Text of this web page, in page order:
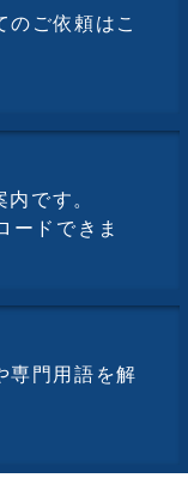
のご依頼はこ
です。
ードできま
専門用語を解